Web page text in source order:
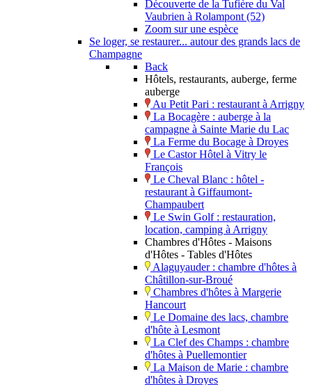
Découverte de la Tufière du Val
Vaubrien à Rolampont (52)
Zoom sur une espèce
Se loger, se restaurer... autour des grands lacs de
Champagne
Back
Hôtels, restaurants, auberge, ferme
auberge
Au Petit Pari : restaurant à Arrigny
La Bocagère : auberge à la
campagne à Sainte Marie du Lac
La Ferme du Bocage à Droyes
Le Castor Hôtel à Vitry le
François
Le Cheval Blanc : hôtel -
restaurant à Giffaumont-
Champaubert
Le Swin Golf : restauration,
location, camping à Arrigny
Chambres d'Hôtes - Maisons
d'Hôtes - Tables d'Hôtes
Alaguyauder : chambre d'hôtes à
Châtillon-sur-Broué
Chambres d'hôtes à Margerie
Hancourt
Le Domaine des lacs, chambre
d'hôte à Lesmont
La Clef des Champs : chambre
d'hôtes à Puellemontier
La Maison de Marie : chambre
d'hôtes à Droyes